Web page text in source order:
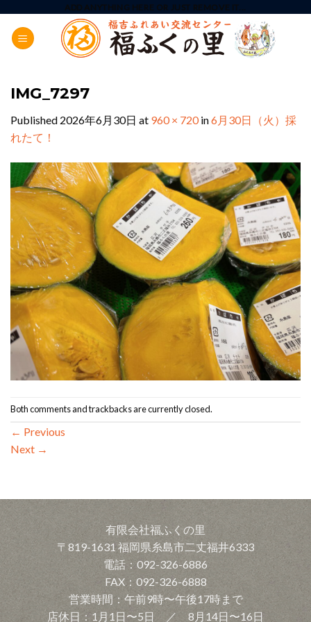
content
ADD ANYTHING HERE OR JUST REMOVE IT...
IMG_7297
Published 2026年6月30日 at 960 × 720in6月30日（火）採
れたて！
Both comments and trackbacks are currently closed.
← Previous
Next →
有限会社福ふくの里
〒819-1631 福岡県糸島市二丈福井6333
電話：092-326-6886
FAX：092-326-6888
営業時間：午前9時〜午後17時まで
店休日：1月1日〜5日 ／ 8月14日〜16日